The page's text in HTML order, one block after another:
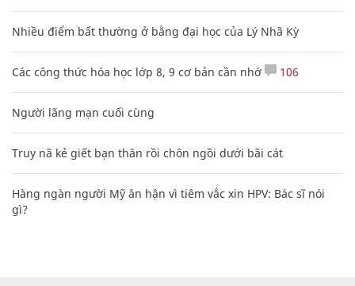
Nhiều điểm bất thường ở bằng đại học của Lý Nhã Kỳ
Các công thức hóa học lớp 8, 9 cơ bản cần nhớ 106
Người lãng mạn cuối cùng
Truy nã kẻ giết bạn thân rồi chôn ngồi dưới bãi cát
Hàng ngàn người Mỹ ân hận vì tiêm vắc xin HPV: Bác sĩ nói
gì?